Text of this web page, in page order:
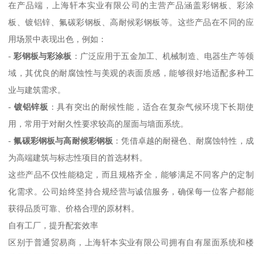
在产品端，上海轩本实业有限公司的主营产品涵盖彩钢板、彩涂
板、镀铝锌、氟碳彩钢板、高耐候彩钢板等。这些产品在不同的应
用场景中表现出色，例如：
-彩钢板与彩涂板 ：广泛应用于五金加工、机械制造、电器生产等领
域，其优良的耐腐蚀性与美观的表面质感，能够很好地适配多种工
业与建筑需求。
- 镀铝锌板 ：具有突出的耐候性能，适合在复杂气候环境下长期使
用，常用于对耐久性要求较高的屋面与墙面系统。
-氟碳彩钢板与高耐候彩钢板 ：凭借卓越的耐褪色、耐腐蚀特性，成
为高端建筑与标志性项目的首选材料。
这些产品不仅性能稳定，而且规格齐全，能够满足不同客户的定制
化需求。公司始终坚持合规经营与诚信服务，确保每一位客户都能
获得品质可靠、价格合理的原材料。
自有工厂，提升配套效率
区别于普通贸易商，上海轩本实业有限公司拥有自有屋面系统和楼